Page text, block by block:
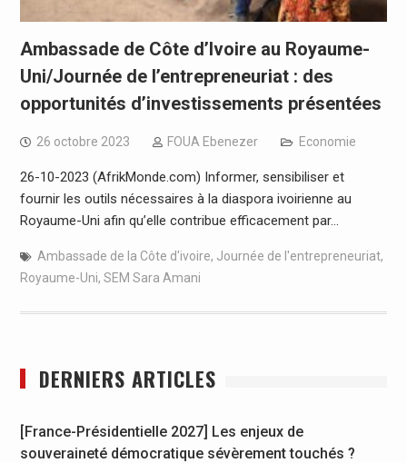
Ambassade de Côte d’Ivoire au Royaume-
Uni/Journée de l’entrepreneuriat : des
opportunités d’investissements présentées
26 octobre 2023 FOUA Ebenezer Economie
26-10-2023 (AfrikMonde.com) Informer, sensibiliser et
fournir les outils nécessaires à la diaspora ivoirienne au
Royaume-Uni afin qu’elle contribue efficacement par…
Ambassade de la Côte d'ivoire, Journée de l'entrepreneuriat,
Royaume-Uni, SEM Sara Amani
DERNIERS ARTICLES
[France-Présidentielle 2027] Les enjeux de
souveraineté démocratique sévèrement touchés ?